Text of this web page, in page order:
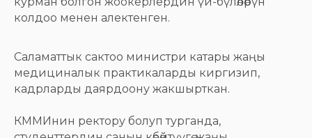
колдоо менен алектенген.
Саламаттык сактоо министри катары жаңы
медициналык практикаларды киргизип,
кадрларды даярдоону жакшырткан.
КММИнин ректору болуп турганда,